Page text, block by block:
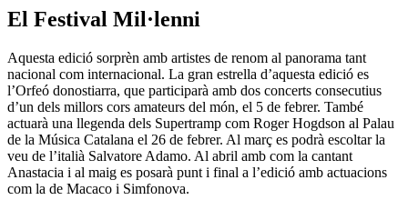
El Festival Mil·lenni
Aquesta edició sorprèn amb artistes de renom al panorama tant
nacional com internacional. La gran estrella d’aquesta edició es
l’Orfeó donostiarra, que participarà amb dos concerts consecutius
d’un dels millors cors amateurs del món, el 5 de febrer. També
actuarà una llegenda dels Supertramp com Roger Hogdson al Palau
de la Música Catalana el 26 de febrer. Al març es podrà escoltar la
veu de l’italià Salvatore Adamo. Al abril amb com la cantant
Anastacia i al maig es posarà punt i final a l’edició amb actuacions
com la de Macaco i Simfonova.